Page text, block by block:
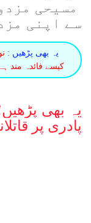
سے اپنی
یہ بھی پڑھیں :
کیسے فائدہ مند
یہ بھی
پادری پر